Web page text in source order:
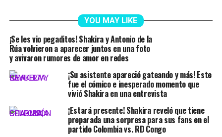
YOU MAY LIKE
¡Se les vio pegaditos! Shakira y Antonio de la
Rúa volvieron a aparecer juntos en una foto
y avivaron rumores de amor en redes
¡Su asistente apareció gateando y más! Este
fue el cómico e inesperado momento que
vivió Shakira en una entrevista
¡Estará presente! Shakira reveló que tiene
preparada una sorpresa para sus fans en el
partido Colombia vs. RD Congo